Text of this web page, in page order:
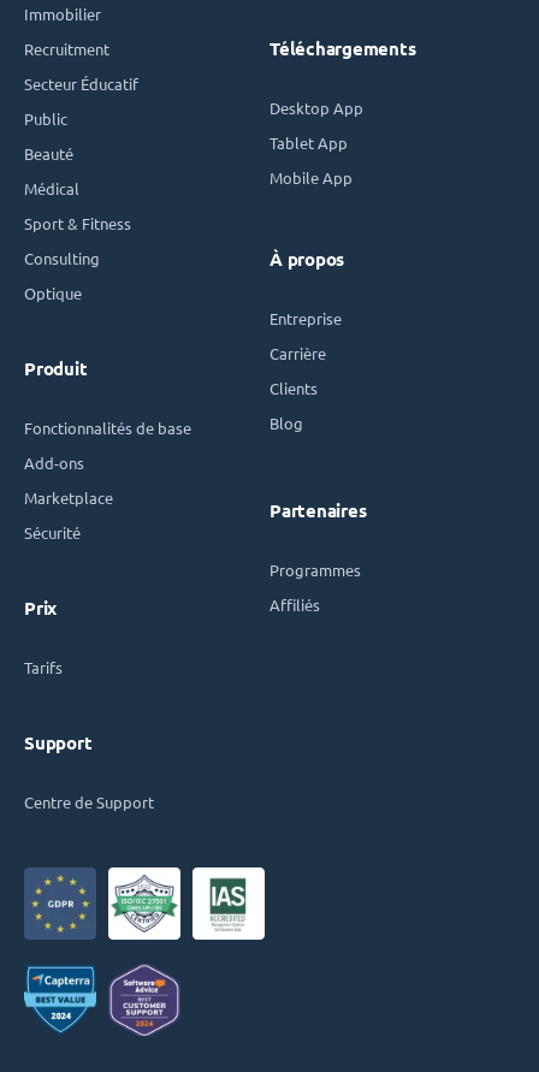
Immobilier
Recruitment
Secteur Éducatif
Public
Beauté
Médical
Sport & Fitness
Consulting
Optique
Produit
Fonctionnalités de base
Add-ons
Marketplace
Sécurité
Prix
Tarifs
Support
Centre de Support
Téléchargements
Desktop App
Tablet App
Mobile App
À propos
Entreprise
Carrière
Clients
Blog
Partenaires
Programmes
Affiliés